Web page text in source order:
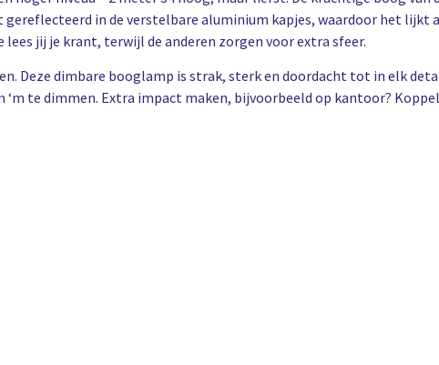
in de verstelbare aluminium kapjes, waardoor het lijkt
jij je krant, terwijl de anderen zorgen voor extra sfeer.
Deze dimbare booglamp is strak, sterk en doordacht tot in elk
te dimmen. Extra impact maken, bijvoorbeeld op kantoor?